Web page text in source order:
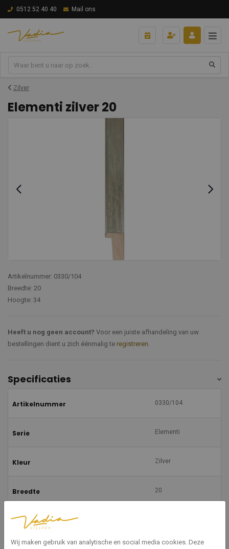
0512 52 40 40 Mail ons
Zilver
Elementi zilver 20
Artikelnummer: 0330/104
Breedte: 20
Hoogte: 34
Heeft u nog geen account? Voor een juiste afhandeling van uw
bestellingen dient u zich éénmalig te registreren.
Specificaties
Artikelnummer 0330/104
Serie Elementi
Kleur Zilver
Breedte 20
Hoogte
Wij maken gebruik van analytische en social media cookies. Deze